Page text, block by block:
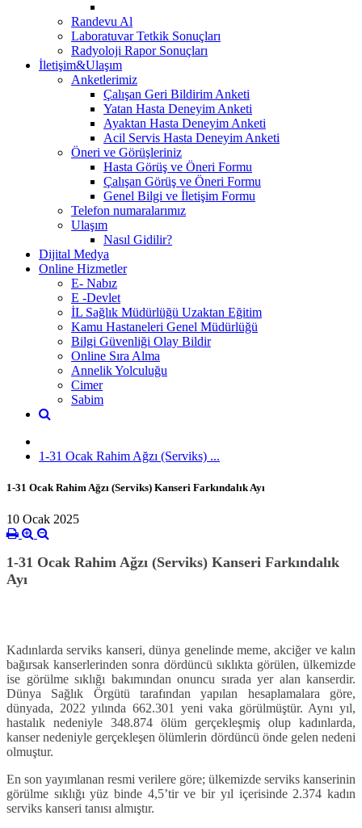
Randevu Al
Laboratuvar Tetkik Sonuçları
Radyoloji Rapor Sonuçları
İletişim&Ulaşım
Anketlerimiz
Çalışan Geri Bildirim Anketi
Yatan Hasta Deneyim Anketi
Ayaktan Hasta Deneyim Anketi
Acil Servis Hasta Deneyim Anketi
Öneri ve Görüşleriniz
Hasta Görüş ve Öneri Formu
Çalışan Görüş ve Öneri Formu
Genel Bilgi ve İletişim Formu
Telefon numaralarımız
Ulaşım
Nasıl Gidilir?
Dijital Medya
Online Hizmetler
E- Nabız
E -Devlet
İL Sağlık Müdürlüğü Uzaktan Eğitim
Kamu Hastaneleri Genel Müdürlüğü
Bilgi Güvenliği Olay Bildir
Online Sıra Alma
Annelik Yolculuğu
Cimer
Sabim
1-31 Ocak Rahim Ağzı (Serviks) ...
1-31 Ocak Rahim Ağzı (Serviks) Kanseri Farkındalık Ayı
10 Ocak 2025
1-31 Ocak Rahim Ağzı (Serviks) Kanseri Farkındalık
Ayı
Kadınlarda serviks kanseri, dünya genelinde meme, akciğer ve kalın
bağırsak kanserlerinden sonra dördüncü sıklıkta görülen, ülkemizde
ise görülme sıklığı bakımından onuncu sırada yer alan kanserdir.
Dünya Sağlık Örgütü tarafından yapılan hesaplamalara göre,
dünyada, 2022 yılında 662.301 yeni vaka görülmüştür. Aynı yıl,
hastalık nedeniyle 348.874 ölüm gerçekleşmiş olup kadınlarda,
kanser nedeniyle gerçekleşen ölümlerin dördüncü önde gelen nedeni
olmuştur.
En son yayımlanan resmi verilere göre; ülkemizde serviks kanserinin
görülme sıklığı yüz binde 4,5’tir ve bir yıl içerisinde 2.374 kadın
serviks kanseri tanısı almıştır.